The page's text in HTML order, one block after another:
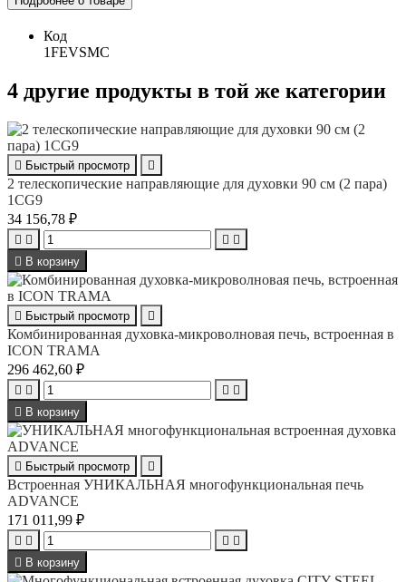
Код
1FEVSMC
4 другие продукты в той же категории
 Быстрый просмотр 
2 телескопические направляющие для духовки 90 см (2 пара)
1CG9
34 156,78 ₽
   
 В корзину
 Быстрый просмотр 
Комбинированная духовка-микроволновая печь, встроенная в
ICON TRAMA
296 462,60 ₽
   
 В корзину
 Быстрый просмотр 
Встроенная УНИКАЛЬНАЯ многофункциональная печь
ADVANCE
171 011,99 ₽
   
 В корзину